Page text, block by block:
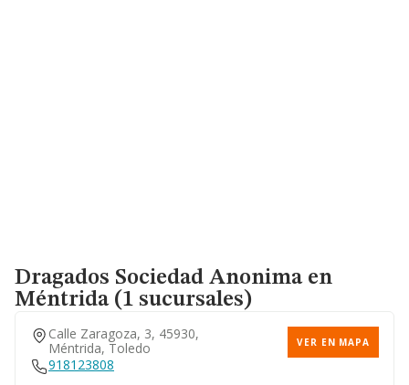
Dragados Sociedad Anonimaen
Méntrida (1 sucursales)
Calle Zaragoza, 3, 45930,
Méntrida, Toledo
VER EN MAPA
918123808